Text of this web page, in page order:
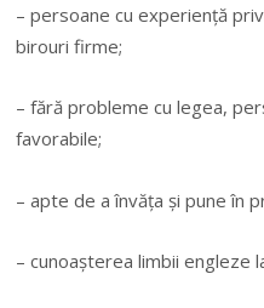
– persoane cu experiență
birouri firme;
– fără probleme cu legea,
favorabile;
– apte de a învăța și pune în
– cunoașterea limbii engleze